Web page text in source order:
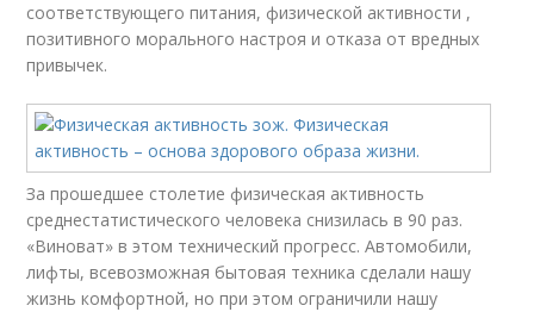
соответствующего питания, физической активности ,
позитивного морального настроя и отказа от вредных
привычек.
За прошедшее столетие физическая активность
среднестатистического человека снизилась в 90 раз.
«Виноват» в этом технический прогресс. Автомобили,
лифты, всевозможная бытовая техника сделали нашу
жизнь комфортной, но при этом ограничили нашу